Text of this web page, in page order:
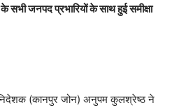
जनपद प्रभारियों के साथ हुई समीक्षा
(कानपुर जोन) अनुपम कुलश्रेष्ठ ने